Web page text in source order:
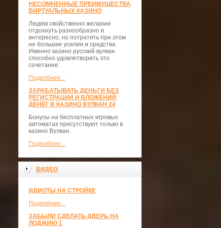
НЕСОМНЕННЫЕ ПРЕИМУЩЕСТВА
ВИРТУАЛЬНЫХ КАЗИНО
Людям свойственно желание
отдохнуть разнообразно и
интересно, но потратить при этом
не большие усилия и средства.
Именно казино русский вулкан
способно удовлетворить это
сочетание.
Подробнее...
ЗАРАБАТЫВАТЬ ДЕНЬГИ БЕЗ
РЕГИСТРАЦИИ И ВЛОЖЕНИЙ
ДЕНЕГ В КАЗИНО ВУЛКАН 24
Бонусы на бесплатных игровых
автоматах присутствуют только в
казино Вулкан.
Подробнее...
ВИДЕО
ИДИОТЫ НА СТРОЙКЕ
Подробнее...
ЗАБЫЛИ СДЕЛАТЬ ДВЕРЬ НА
ЛОДЖИЮ 1